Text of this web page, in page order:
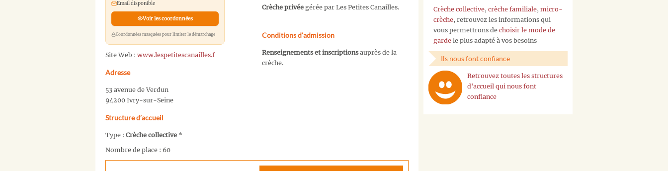
Email disponible
Voir les coordonnées
Coordonnées masquées pour limiter le démarchage
Site Web : www.lespetitescanailles.f
Adresse
53 avenue de Verdun
94200 Ivry-sur-Seine
Structure d’accueil
Type : Crèche collective *
Nombre de place : 60
Crèche privéegérée par Les Petites Canailles.
Conditions d'admission
Renseignements et inscriptionsauprès de la
crèche.
Crèche collective, crèche familiale, micro-
crèche, retrouvez les informations qui
vous permettrons de choisir le mode de
garde le plus adapté à vos besoins
Ils nous font confiance
Retrouvez toutes les structures
d'accueil qui nous font
confiance